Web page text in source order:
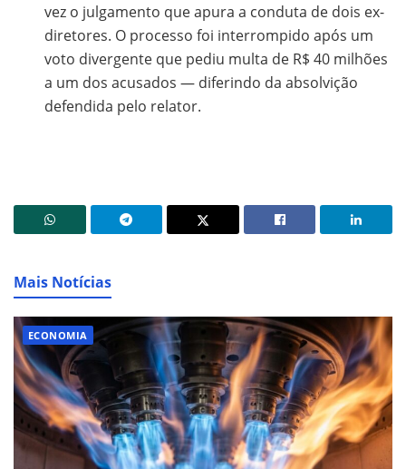
vez o julgamento que apura a conduta de dois ex-
diretores. O processo foi interrompido após um
voto divergente que pediu multa de R$ 40 milhões
a um dos acusados — diferindo da absolvição
defendida pelo relator.
Mais Notícias
ECONOMIA